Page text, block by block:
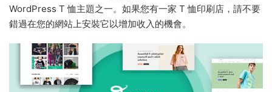
WordPress T 恤主題之一。如果您有一家 T 恤印刷店，請不要
錯過在您的網站上安裝它以增加收入的機會。